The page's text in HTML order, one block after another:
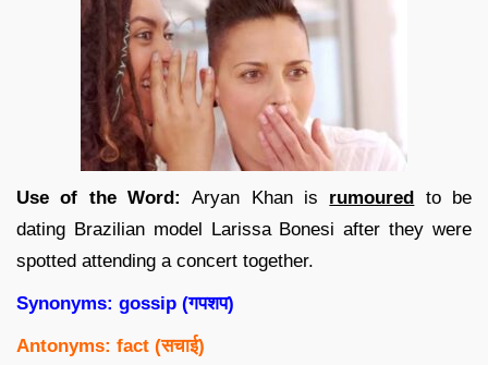
Use of the Word:Aryan Khan is rumoured to be
dating Brazilian model Larissa Bonesi after they were
spotted attending a concert together.
Synonyms: gossip (गपशप)
Antonyms: fact (सचाई)